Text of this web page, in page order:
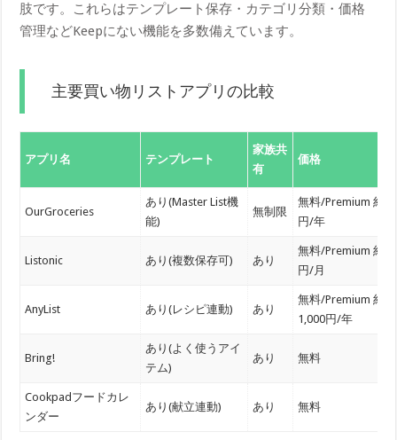
肢です。これらはテンプレート保存・カテゴリ分類・価格
管理などKeepにない機能を多数備えています。
主要買い物リストアプリの比較
アプリ名 テンプレート
家族共
有
価格
OurGroceries
あり(Master List機
能)
無制限
無料/Premium 約
円/年
Listonic あり(複数保存可) あり
無料/Premium 約
円/月
AnyList あり(レシピ連動) あり
無料/Premium 約
1,000円/年
Bring!
あり(よく使うアイ
テム)
あり 無料
Cookpadフードカレ
ンダー
あり(献立連動) あり 無料